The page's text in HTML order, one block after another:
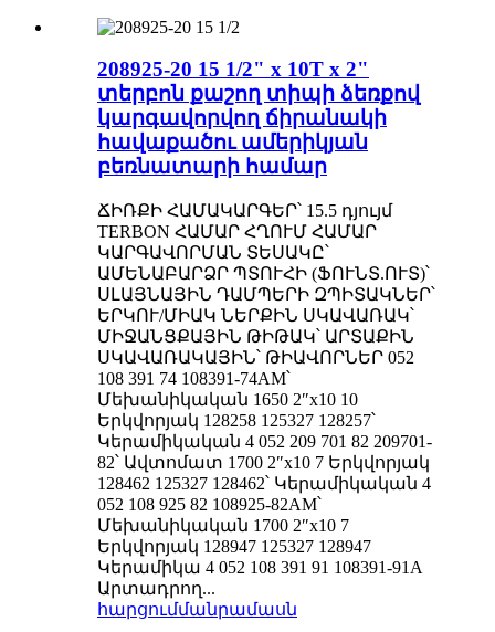
208925-20 15 1/2" x 10T x 2"
տերբոն քաշող տիպի ձեռքով
կարգավորվող ճիրանակի
հավաքածու ամերիկյան
բեռնատարի համար
ՃԻՌՔԻ ՀԱՄԱԿԱՐԳԵՐ՝ 15.5 դյույմ
TERBON ՀԱՄԱՐ ՀՂՈՒՄ ՀԱՄԱՐ
ԿԱՐԳԱՎՈՐՄԱՆ ՏԵՍԱԿԸ՝
ԱՄԵՆԱԲԱՐՁՐ ՊՏՈՒՀԻ (ՖՈՒՆՏ.ՈՒՏ)՝
ՍԼԱՅՆԱՅԻՆ ԴԱՄՊԵՐԻ ԶՊԻՏԱԿՆԵՐ՝
ԵՐԿՈՒ/ՄԻԱԿ ՆԵՐՔԻՆ ՍԿԱՎԱՌԱԿ՝
ՄԻՋԱՆՑՔԱՅԻՆ ԹԻԹԱԿ՝ ԱՐՏԱՔԻՆ
ՍԿԱՎԱՌԱԿԱՅԻՆ՝ ԹԻԱՎՈՐՆԵՐ 052
108 391 74 108391-74AM՝
Մեխանիկական 1650 2″x10 10
Երկվորյակ 128258 125327 128257՝
Կերամիկական 4 052 209 701 82 209701-
82՝ Ավտոմատ 1700 2″x10 7 Երկվորյակ
128462 125327 128462՝ Կերամիկական 4
052 108 925 82 108925-82AM՝
Մեխանիկական 1700 2″x10 7
Երկվորյակ 128947 125327 128947
Կերամիկա 4 052 108 391 91 108391-91A
Արտադրող...
հարցումմանրամասն